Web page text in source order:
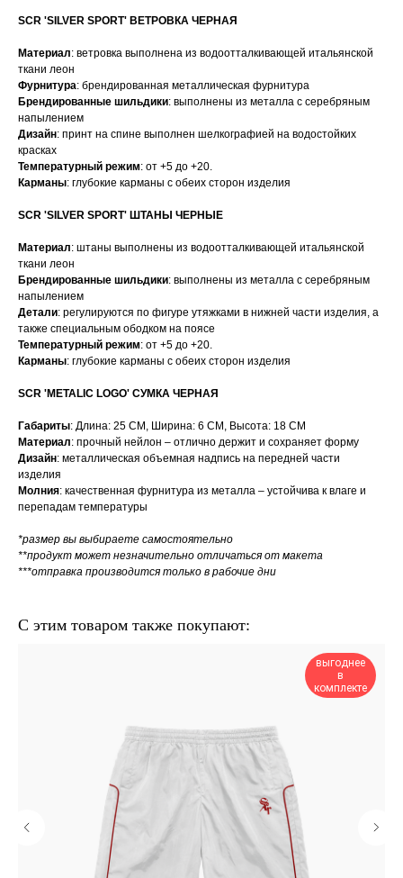
SCR 'SILVER SPORT' ВЕТРОВКА ЧЕРНАЯ
Материал: ветровка выполнена из водоотталкивающей итальянской
ткани леон
Фурнитура: брендированная металлическая фурнитура
Брендированные шильдики: выполнены из металла с серебряным
напылением
Дизайн: принт на спине выполнен шелкографией на водостойких
красках
Температурный режим: от +5 до +20.
Карманы: глубокие карманы с обеих сторон изделия
SCR 'SILVER SPORT' ШТАНЫ ЧЕРНЫЕ
Материал: штаны выполнены из водоотталкивающей итальянской
ткани леон
Брендированные шильдики: выполнены из металла с серебряным
напылением
Детали: регулируются по фигуре утяжками в нижней части изделия, а
также специальным ободком на поясе
Температурный режим: от +5 до +20.
Карманы: глубокие карманы с обеих сторон изделия
SCR 'METALIC LOGO' СУМКА ЧЕРНАЯ
Габариты: Длина: 25 СМ, Ширина: 6 СМ, Высота: 18 СМ
Материал: прочный нейлон – отлично держит и сохраняет форму
Дизайн: металлическая объемная надпись на передней части
изделия
Молния: качественная фурнитура из металла – устойчива к влаге и
перепадам температуры
*размер вы выбираете самостоятельно
**продукт может незначительно отличаться от макета
***отправка производится только в рабочие дни
С этим товаром также покупают:
выгоднее
в
комплекте